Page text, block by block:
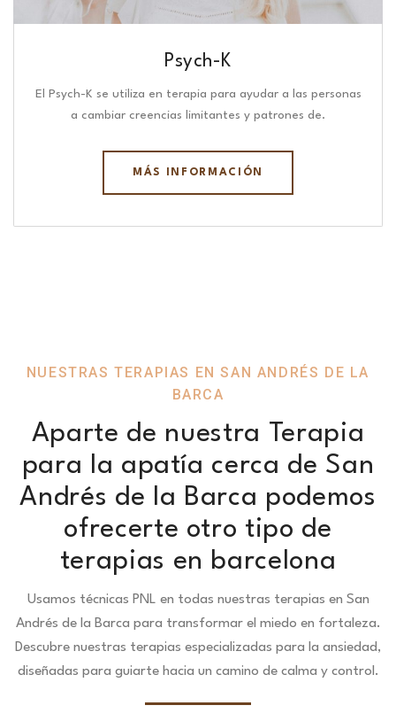
Psych-K
El Psych-K se utiliza en terapia para ayudar a las personas
a cambiar creencias limitantes y patrones de.
MÁS INFORMACIÓN
NUESTRAS TERAPIAS EN SAN ANDRÉS DE LA
BARCA
Aparte de nuestra Terapia
para la apatía cerca de San
Andrés de la Barca podemos
ofrecerte otro tipo de
terapias en barcelona
Usamos técnicas PNL en todas nuestras terapias en San
Andrés de la Barca para transformar el miedo en fortaleza.
Descubre nuestras terapias especializadas para la ansiedad,
diseñadas para guiarte hacia un camino de calma y control.